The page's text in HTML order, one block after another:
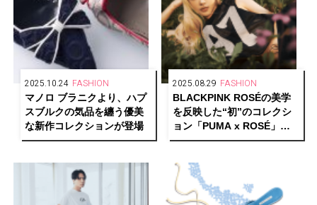
2025.10.24 FASHION
マノロ ブラニクより、ハプ
スブルクの気品を纏う優美
な新作コレクションが登場
2025.08.29 FASHION
BLACKPINK ROSÉの美学
を反映した“初”のコレクシ
ョン「PUMA x ROSÉ」が
登場